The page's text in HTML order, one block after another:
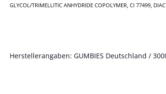
GLYCOL/TRIMELLITIC ANHYDRIDE COPOLYMER, CI 77499,
Herstellerangaben: GUMBIES Deutschland /